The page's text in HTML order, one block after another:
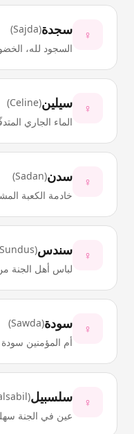
♀ سجدة(
Sajda
)
السجود لله،
♀ سيلين(
Celine
)
الماء الجاري
♀ سدن(
Sadan
)
خادمة الكعبة
♀ سندس(
Sundus
لباس أهل الجنة
♀ سودة(
Sawda
)
أم المؤمنين
♀ سلسبيل(
عين في الجنة